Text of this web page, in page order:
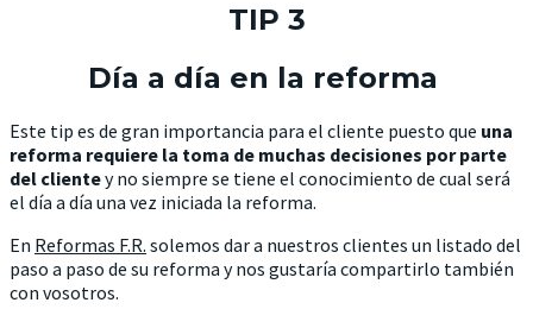
TIP 3
Día a día en la reforma
Este tip es de gran importancia para el cliente puesto que una
reforma requiere la toma de muchas decisiones por parte
del clientey no siempre se tiene el conocimiento de cual será
el día a día una vez iniciada la reforma.
En Reformas F.R. solemos dar a nuestros clientes un listado del
paso a paso de su reforma y nos gustaría compartirlo también
con vosotros.